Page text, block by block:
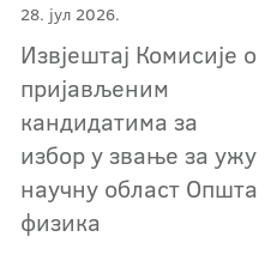
28. јул 2026.
Извјештај Комисије о
пријављеним
кандидатима за
избор у звање за ужу
научну област Општа
физика